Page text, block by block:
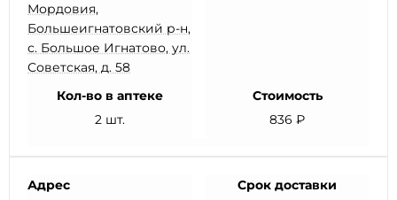
Мордовия,
Большеигнатовский р-н,
с. Большое Игнатово, ул.
Советская, д. 58
Кол-во в аптеке
2 шт.
Стоимость
836 ₽
Адрес
Срок доставки